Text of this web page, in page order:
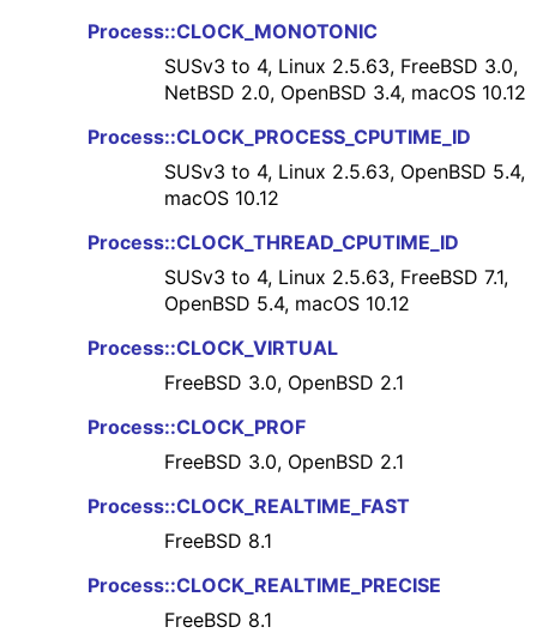
Process::CLOCK_MONOTONIC
SUSv3 to 4, Linux 2.5.63, FreeBSD 3.0,
NetBSD 2.0, OpenBSD 3.4, macOS 10.12
Process::CLOCK_PROCESS_CPUTIME_ID
SUSv3 to 4, Linux 2.5.63, OpenBSD 5.4,
macOS 10.12
Process::CLOCK_THREAD_CPUTIME_ID
SUSv3 to 4, Linux 2.5.63, FreeBSD 7.1,
OpenBSD 5.4, macOS 10.12
Process::CLOCK_VIRTUAL
FreeBSD 3.0, OpenBSD 2.1
Process::CLOCK_PROF
FreeBSD 3.0, OpenBSD 2.1
Process::CLOCK_REALTIME_FAST
FreeBSD 8.1
Process::CLOCK_REALTIME_PRECISE
FreeBSD 8.1